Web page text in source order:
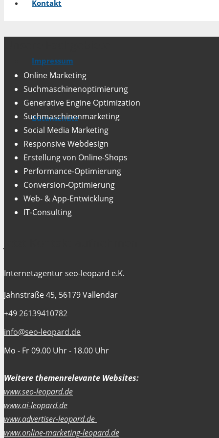
Kontakt
Impressum
Datenschutz
Online Marketing
Suchmaschinenoptimierung
Generative Engine Optimization
Suchmaschinenmarketing
Social Media Marketing
Responsive Webdesign
Erstellung von Online-Shops
Performance-Optimierung
Conversion-Optimierung
Web- & App-Entwicklung
IT-Consulting
Internetagentur seo-leopard e.K.
Jahnstraße 45, 56179 Vallendar
+49 26139410782
info@seo-leopard.de
Mo - Fr 09.00 Uhr - 18.00 Uhr
Weitere themenrelevante Websites:
www.seo-leopard.de
www.ai-leopard.de
www.advertiser-leopard.de
www.online-marketing-leopard.de